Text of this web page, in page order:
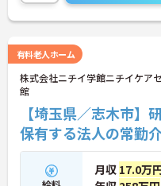
有料老人ホーム
株式会社ニチイ学館ニチイケア
館
【埼玉県／志木市
保有する法人の常勤
月収 17.0万